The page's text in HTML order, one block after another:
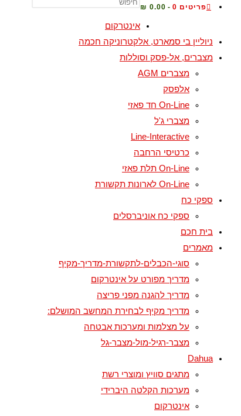
פריטים 0 0.00 ₪
אינטרקום
ניוליין בי סמארט, אלקטרוניקה חכמה
מצברים, אל-פסק וסוללות
מצברים AGM
אלפסק
On-Line חד פאזי
מצברי ג'ל
Line-Interactive
כרטיסי הרחבה
On-Line תלת פאזי
On-Line לארונות תקשורת
ספקי כח
ספקי כח אוניברסלים
בית חכם
מאמרים
סוגי-הכבלים-לתקשורת-מדריך-מקיף
מדריך מפורט על אינטרקום
מדריך להגנה מפני פריצה
מדריך מקיף לבחירת המחשב המושלם:
על מצלמות ומערכות אבטחה
מצבר-רגיל-מול-מצבר-גל
Dahua
מתגים סוויץ ומוצרי רשת
מערכות הקלטה היברידי
אינטרקום